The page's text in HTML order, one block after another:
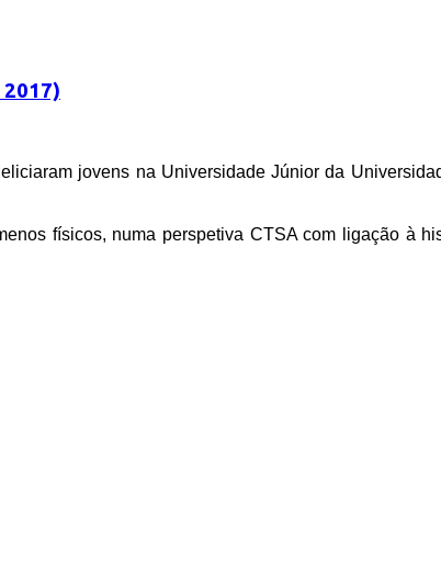
2017)
jovens na Universidade Júnior da
físicos, numa perspetiva CTSA com ligação à